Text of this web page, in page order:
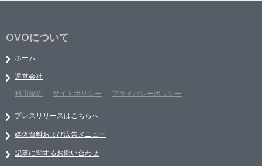
OVOについて
ホーム
運営会社
利用規約
サイトポリシー プライバシーポリシー
プレスリリースはこちらへ
媒体資料および広告メニュー
記事に関するお問い合わせ